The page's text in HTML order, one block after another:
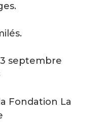
septembre
Fondation La